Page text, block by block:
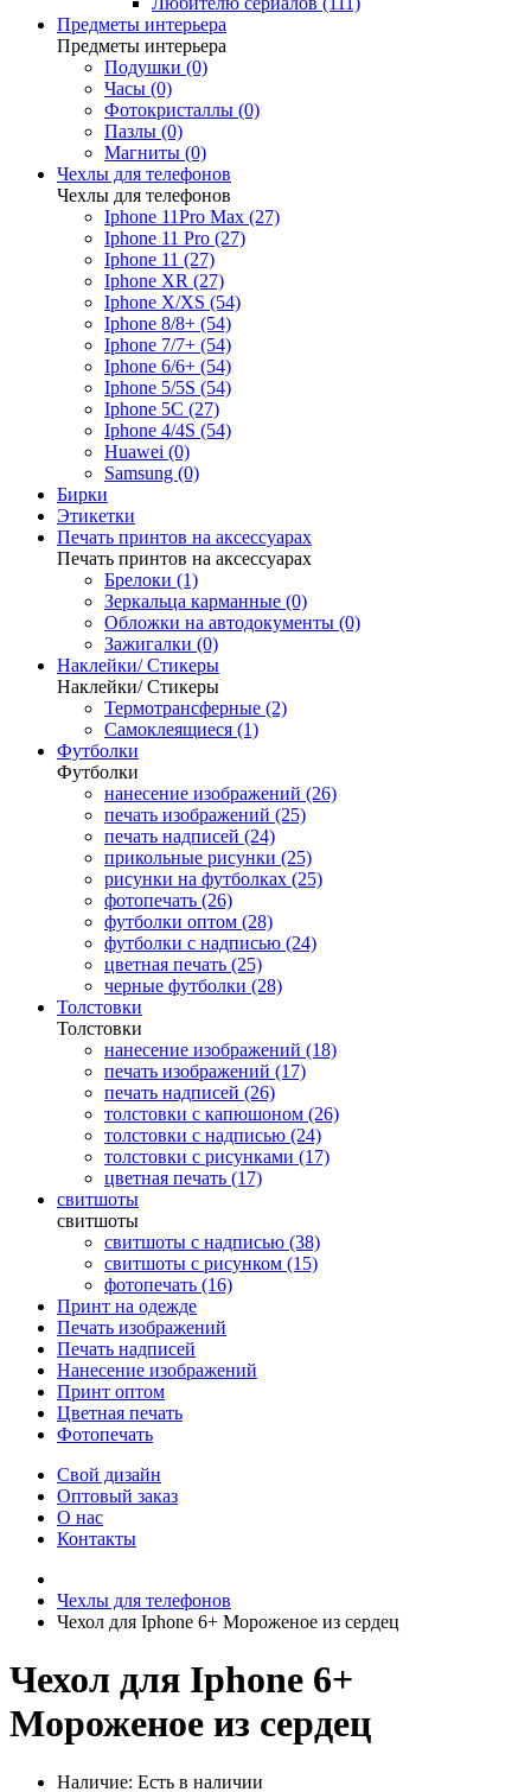
Предметы интерьера
Предметы интерьера
Подушки (0)
Часы (0)
Фотокристаллы (0)
Пазлы (0)
Магниты (0)
Чехлы для телефонов
Чехлы для телефонов
Iphone 11Pro Max (27)
Iphone 11 Pro (27)
Iphone 11 (27)
Iphone XR (27)
Iphone X/XS (54)
Iphone 8/8+ (54)
Iphone 7/7+ (54)
Iphone 6/6+ (54)
Iphone 5/5S (54)
Iphone 5C (27)
Iphone 4/4S (54)
Huawei (0)
Samsung (0)
Бирки
Этикетки
Печать принтов на аксессуарах
Печать принтов на аксессуарах
Брелоки (1)
Зеркальца карманные (0)
Обложки на автодокументы (0)
Зажигалки (0)
Наклейки/ Стикеры
Наклейки/ Стикеры
Термотрансферные (2)
Самоклеящиеся (1)
Футболки
Футболки
нанесение изображений (26)
печать изображений (25)
печать надписей (24)
прикольные рисунки (25)
рисунки на футболках (25)
фотопечать (26)
футболки оптом (28)
футболки с надписью (24)
цветная печать (25)
черные футболки (28)
Толстовки
Толстовки
нанесение изображений (18)
печать изображений (17)
печать надписей (26)
толстовки с капюшоном (26)
толстовки с надписью (24)
толстовки с рисунками (17)
цветная печать (17)
свитшоты
свитшоты
свитшоты с надписью (38)
свитшоты с рисунком (15)
фотопечать (16)
Принт на одежде
Печать изображений
Печать надписей
Нанесение изображений
Принт оптом
Цветная печать
Фотопечать
Свой дизайн
Оптовый заказ
О нас
Контакты
Чехлы для телефонов
Чехол для Iphone 6+ Мороженое из сердец
Чехол для Iphone 6+
Мороженое из сердец
Наличие: Есть в наличии